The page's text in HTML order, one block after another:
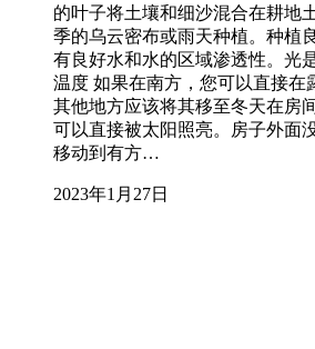
的叶子将土壤和细沙混合在耕地
季的乌云密布或雨天种植。种植
有良好水和水的区域渗透性。光
温度 如果在南方，您可以直接在
其他地方应该将其移至冬天在房
可以直接被太阳照亮。房子外面
移动到有方…
2023年1月27日